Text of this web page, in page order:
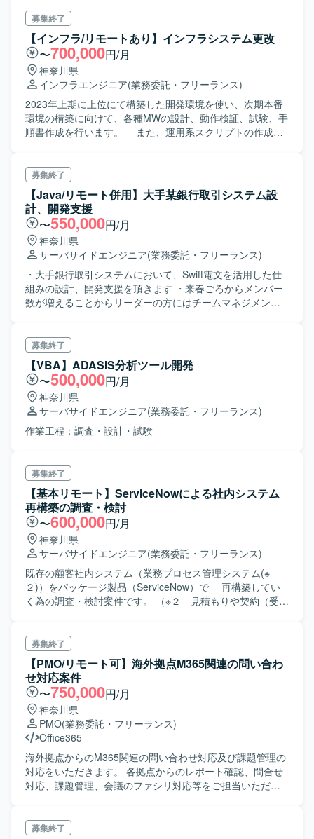
要件定義を行うため要員を募集する。 作業： VBで作成され
た機能のソースコードからリバースを行い、設計書の逆お
こしを行うにあたり、対応方針の検討、立案を行う。
募集終了
【インフラ/リモートあり】インフラシステム更改
〜700,000円/月
神奈川県
インフラエンジニア(業務委託・フリーランス)
2023年上期に上位にて構築した開発環境を使い、次期本番
環境の構築に向けて、各種MWの設計、動作検証、試験、手
順書作成を行います。 また、運用系スクリプトの作成、
募集終了
【Java/リモート併用】大手某銀行取引システム設
計、開発支援
〜550,000円/月
神奈川県
サーバサイドエンジニア(業務委託・フリーランス)
・大手銀行取引システムにおいて、Swift電文を活用した仕
組みの設計、開発支援を頂きます ・来春ごろからメンバー
数が増えることからリーダーの方にはチームマネジメント
募集終了
【VBA】ADASIS分析ツール開発
〜500,000円/月
神奈川県
サーバサイドエンジニア(業務委託・フリーランス)
作業工程：調査・設計・試験
募集終了
【基本リモート】ServiceNowによる社内システム
再構築の調査・検討
〜600,000円/月
神奈川県
サーバサイドエンジニア(業務委託・フリーランス)
既存の顧客社内システム（業務プロセス管理システム(※
２)）をパッケージ製品（ServiceNow）で 再構築してい
く為の調査・検討案件です。 （※２ 見積もりや契約（受発
が、時代の流れに従って スクラッチ開発→パッケージ利
用に切替える為の調査・検討になります。 ・2024年3月末
までに調査・検討を終了し、正式採用となれば以降は本開
発に移行していく予定です。
募集終了
【PMO/リモート可】海外拠点M365関連の問い合わ
せ対応案件
〜750,000円/月
神奈川県
PMO(業務委託・フリーランス)
Office365
海外拠点からのM365関連の問い合わせ対応及び課題管理の
対応をいただきます。 各拠点からのレポート確認、問合せ
対応、課題管理、会議のファシリ対応等をご担当いただき
募集終了